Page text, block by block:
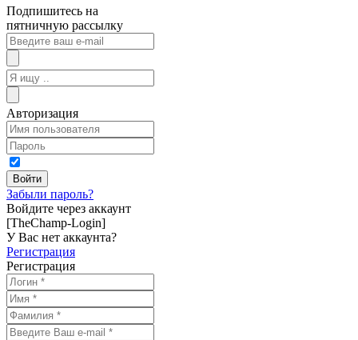
Подпишитесь на
пятничную рассылку
Авторизация
Забыли пароль?
Войдите через аккаунт
[TheChamp-Login]
У Вас нет аккаунта?
Регистрация
Регистрация